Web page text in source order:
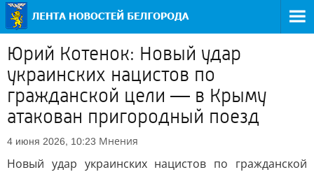
Юрий Котенок: Новый удар
украинских нацистов по
гражданской цели — в Крыму
атакован пригородный поезд
4 июня 2026, 10:23 Мнения
Новый удар украинских нацистов по гражданской